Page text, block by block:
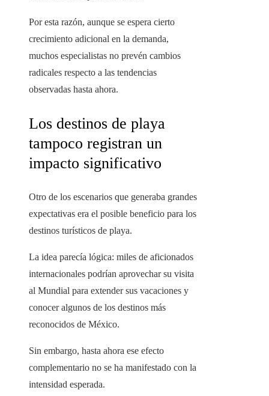
Por esta razón, aunque se espera cierto
crecimiento adicional en la demanda,
muchos especialistas no prevén cambios
radicales respecto a las tendencias
observadas hasta ahora.
Los destinos de playa
tampoco registran un
impacto significativo
Otro de los escenarios que generaba grandes
expectativas era el posible beneficio para los
destinos turísticos de playa.
La idea parecía lógica: miles de aficionados
internacionales podrían aprovechar su visita
al Mundial para extender sus vacaciones y
conocer algunos de los destinos más
reconocidos de México.
Sin embargo, hasta ahora ese efecto
complementario no se ha manifestado con la
intensidad esperada.